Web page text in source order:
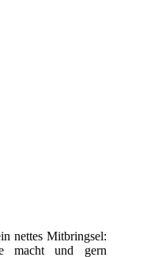
nettes Mitbringsel:
macht und gern